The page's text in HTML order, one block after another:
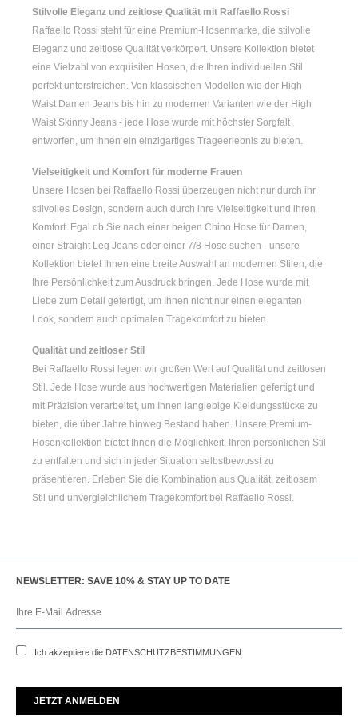
Stilvolle Eleganz und zeitlose Qualität mit Raffaello Rossi
Raffaello Rossi steht für eine Premium-Hosenmarke, die stilvolle
Eleganz und zeitlose Qualität verkörpert. Unsere Kollektion bietet
eine Vielzahl von exquisiten Hosen, die Ihren individuellen Stil
perfekt unterstreichen. Von klassischen Modellen wie der High
Waist Damen Jeans bis hin zu modernen Varianten wie der High
Waist Skinny Jeans - jede Hose wurde mit höchster Sorgfalt
entworfen, um Ihnen ein einzigartiges Trageerlebnis zu bieten.
Vielseitigkeit und Komfort für moderne Frauen
Unsere Hosen bei Raffaello Rossi überzeugen nicht nur durch ihr
stilvolles Design, sondern auch durch ihre Vielseitigkeit und ihren
Komfort. Egal ob Sie nach einer beigen Chino Hose für Damen,
einer Straight Leg Jeans oder einer 7/8 Hose suchen - unsere
Kollektion bietet Ihnen eine breite Auswahl an modernen Stilen, die
Ihre Persönlichkeit zum Ausdruck bringen. Jede Hose wurde mit
Liebe zum Detail gefertigt, um Ihnen nicht nur einen eleganten
Look, sondern auch optimalen Tragekomfort zu bieten.
Qualität und zeitloser Stil
Bei Raffaello Rossi legen wir großen Wert auf Qualität und zeitlosen
Stil. Jede Hose wurde aus hochwertigen Materialien gefertigt und
mit Präzision verarbeitet, um Ihnen langlebige Kleidungsstücke zu
bieten, die über Jahre hinweg Bestand haben. Unsere Premium-
Hosenkollektion bietet Ihnen die Möglichkeit, Ihren persönlichen Stil
zu entfalten und sich in jeder Situation selbstbewusst zu
präsentieren. Erleben Sie die Kombination aus Qualität, zeitlosem
Stil und unvergleichlichem Tragekomfort bei Raffaello Rossi.
NEWSLETTER: SAVE 10% & STAY UP TO DATE
Ich akzeptiere die DATENSCHUTZBESTIMMUNGEN